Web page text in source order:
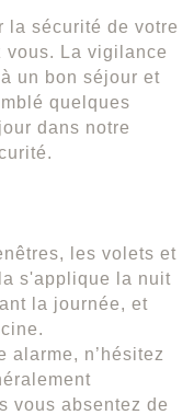
la sécurité de votre
vous. La vigilance
un bon séjour et
quelques
dans notre
les volets et
s'applique la nuit
la journée, et
alarme, n’hésitez
vous absentez de